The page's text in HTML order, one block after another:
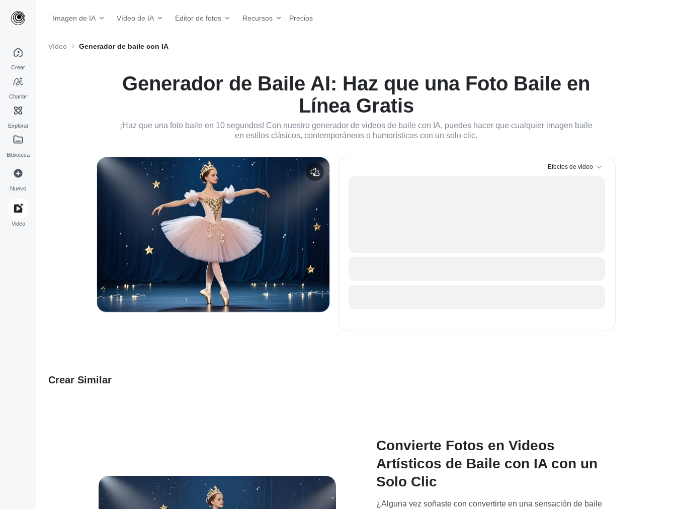
Imagen de IA Vídeo de IA Editor de fotos Recursos Precios
Crear
Charlar
Explorar
Biblioteca
Nuevo
Video
Vídeo Generador de baile con IA
Generador de Baile AI: Haz que una Foto Baile en
Línea Gratis
¡Haz que una foto baile en 10 segundos! Con nuestro generador de videos de baile con IA, puedes hacer que cualquier imagen baile
en estilos clásicos, contemporáneos o humorísticos con un solo clic.
Efectos de video
Crear Similar
Convierte Fotos en Videos
Artísticos de Baile con IA con un
Solo Clic
¿Alguna vez soñaste con convertirte en una sensación de baile